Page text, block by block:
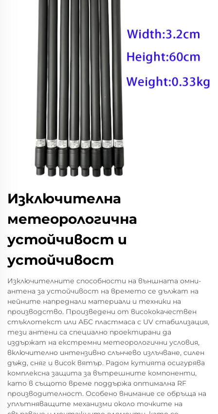
Изключителна
метеорологична
устойчивост и
устойчивост
Изключителните способности на външната омни-
антена за устойчивост на времето се дължат на
нейните напреднали материали и техники на
производство. Произведени от висококачествен
стъклотекст или АБС пластмаса с UV стабилизация,
тези антени са специално проектирани да
издържат на екстремни метеорологични условия,
включително интензивно слънчево излъчване, силен
дъжд, сняг и висок вятър. Радом кутията осигурява
комплексна защита за вътрешните компоненти,
като в същото време поддържа оптимална RF
производителност. Особено внимание се обръща на
уплътняващите механизми около точките на